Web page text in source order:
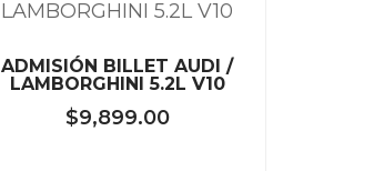
ADMISIÓN BILLET AUDI /
LAMBORGHINI 5.2L V10
$9,899.00